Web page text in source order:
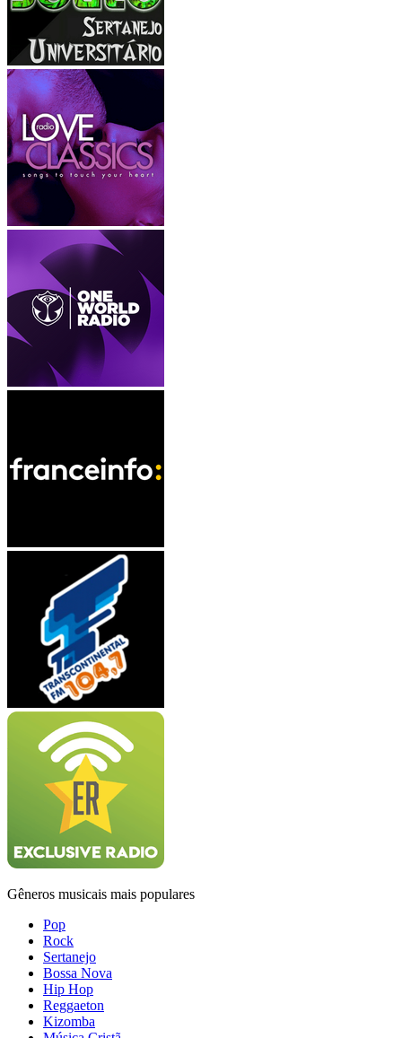
Gêneros musicais mais populares
Pop
Rock
Sertanejo
Bossa Nova
Hip Hop
Reggaeton
Kizomba